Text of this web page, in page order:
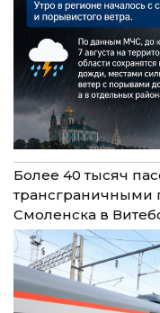
Более 40 тысяч
трансграничными
Смоленска в